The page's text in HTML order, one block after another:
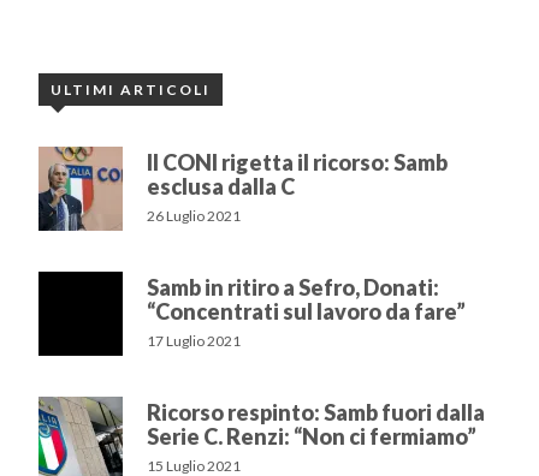
ULTIMI ARTICOLI
Il CONI rigetta il ricorso: Samb
esclusa dalla C
26 Luglio 2021
Samb in ritiro a Sefro, Donati:
“Concentrati sul lavoro da fare”
17 Luglio 2021
Ricorso respinto: Samb fuori dalla
Serie C. Renzi: “Non ci fermiamo”
15 Luglio 2021